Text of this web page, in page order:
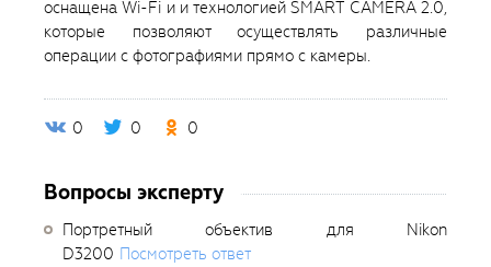
оснащена Wi-Fi и и технологией SMART CAMERA 2.0,
которые позволяют осуществлять различные
операции с фотографиями прямо с камеры.
0 0 0
Вопросы эксперту
Портретный объектив для Nikon
D3200 Посмотреть ответ